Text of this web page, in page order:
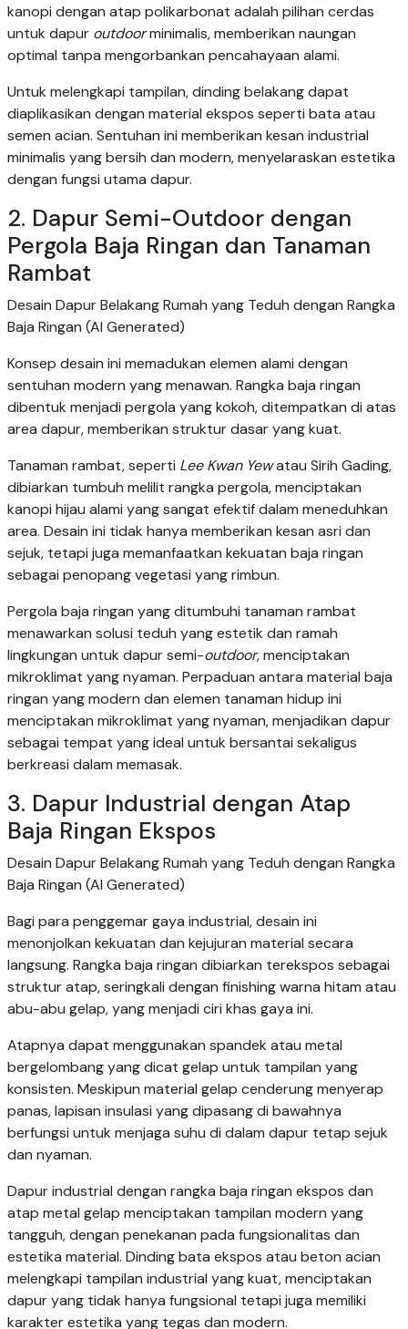
kanopi dengan atap polikarbonat adalah pilihan cerdas
untuk dapur outdoorminimalis, memberikan naungan
optimal tanpa mengorbankan pencahayaan alami.
Untuk melengkapi tampilan, dinding belakang dapat
diaplikasikan dengan material ekspos seperti bata atau
semen acian. Sentuhan ini memberikan kesan industrial
minimalis yang bersih dan modern, menyelaraskan estetika
dengan fungsi utama dapur.
2. Dapur Semi-Outdoor dengan
Pergola Baja Ringan dan Tanaman
Rambat
Desain Dapur Belakang Rumah yang Teduh dengan Rangka
Baja Ringan (AI Generated)
Konsep desain ini memadukan elemen alami dengan
sentuhan modern yang menawan. Rangka baja ringan
dibentuk menjadi pergola yang kokoh, ditempatkan di atas
area dapur, memberikan struktur dasar yang kuat.
Tanaman rambat, seperti Lee Kwan Yewatau Sirih Gading,
dibiarkan tumbuh melilit rangka pergola, menciptakan
kanopi hijau alami yang sangat efektif dalam meneduhkan
area. Desain ini tidak hanya memberikan kesan asri dan
sejuk, tetapi juga memanfaatkan kekuatan baja ringan
sebagai penopang vegetasi yang rimbun.
Pergola baja ringan yang ditumbuhi tanaman rambat
menawarkan solusi teduh yang estetik dan ramah
lingkungan untuk dapur semi-outdoor, menciptakan
mikroklimat yang nyaman. Perpaduan antara material baja
ringan yang modern dan elemen tanaman hidup ini
menciptakan mikroklimat yang nyaman, menjadikan dapur
sebagai tempat yang ideal untuk bersantai sekaligus
berkreasi dalam memasak.
3. Dapur Industrial dengan Atap
Baja Ringan Ekspos
Desain Dapur Belakang Rumah yang Teduh dengan Rangka
Baja Ringan (AI Generated)
Bagi para penggemar gaya industrial, desain ini
menonjolkan kekuatan dan kejujuran material secara
langsung. Rangka baja ringan dibiarkan terekspos sebagai
struktur atap, seringkali dengan finishing warna hitam atau
abu-abu gelap, yang menjadi ciri khas gaya ini.
Atapnya dapat menggunakan spandek atau metal
bergelombang yang dicat gelap untuk tampilan yang
konsisten. Meskipun material gelap cenderung menyerap
panas, lapisan insulasi yang dipasang di bawahnya
berfungsi untuk menjaga suhu di dalam dapur tetap sejuk
dan nyaman.
Dapur industrial dengan rangka baja ringan ekspos dan
atap metal gelap menciptakan tampilan modern yang
tangguh, dengan penekanan pada fungsionalitas dan
estetika material. Dinding bata ekspos atau beton acian
melengkapi tampilan industrial yang kuat, menciptakan
dapur yang tidak hanya fungsional tetapi juga memiliki
karakter estetika yang tegas dan modern.